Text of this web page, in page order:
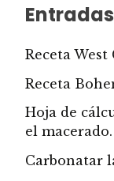
Receta West
Receta
Hoja de
el macerado.
Carbonatar